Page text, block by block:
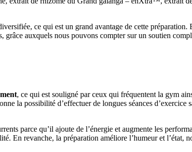
ce qui est un grand avantage de cette
auxquels nous pouvons compter sur un soutien
, ce qui est souligné par ceux qui fréquentent la gym
la possibilité d’effectuer de longues séances d’exercice
parce qu’il ajoute de l’énergie et augmente les
En revanche, la préparation améliore l’humeur et l’état,